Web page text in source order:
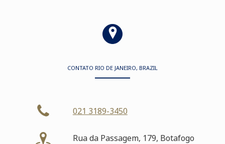
CONTATO RIO DE JANEIRO, BRAZIL
021 3189-3450
Rua da Passagem, 179, Botafogo